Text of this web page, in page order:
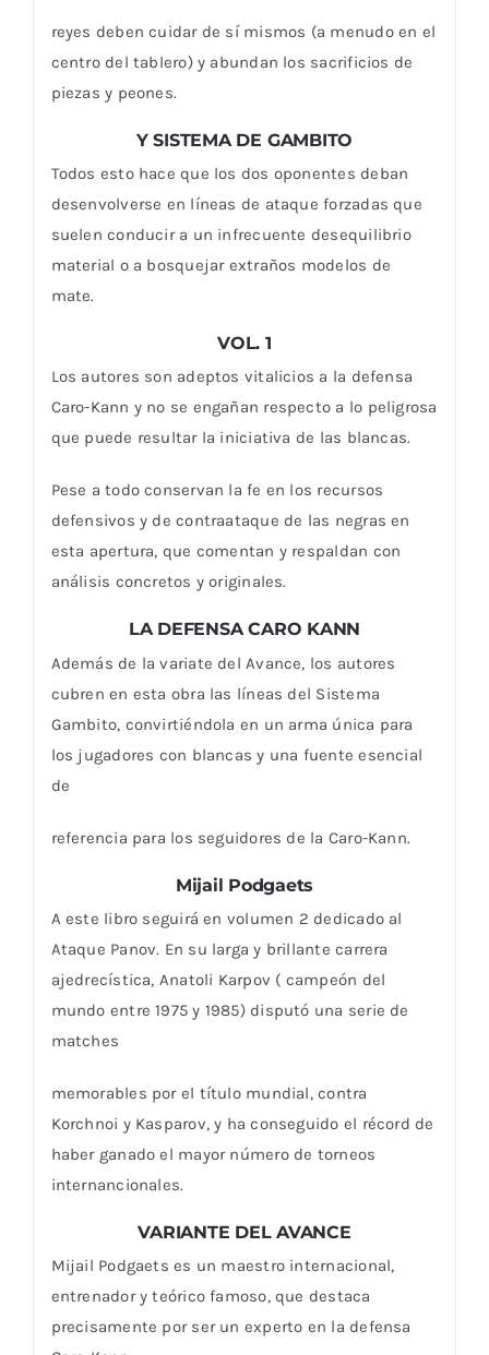
reyes deben cuidar de sí mismos (a menudo en el
centro del tablero) y abundan los sacrificios de
piezas y peones.
Y SISTEMA DE GAMBITO
Todos esto hace que los dos oponentes deban
desenvolverse en líneas de ataque forzadas que
suelen conducir a un infrecuente desequilibrio
material o a bosquejar extraños modelos de
mate.
VOL. 1
Los autores son adeptos vitalicios a la defensa
Caro-Kann y no se engañan respecto a lo peligrosa
que puede resultar la iniciativa de las blancas.
Pese a todo conservan la fe en los recursos
defensivos y de contraataque de las negras en
esta apertura, que comentan y respaldan con
análisis concretos y originales.
LA DEFENSA CARO KANN
Además de la variate del Avance, los autores
cubren en esta obra las líneas del Sistema
Gambito, convirtiéndola en un arma única para
los jugadores con blancas y una fuente esencial
de
referencia para los seguidores de la Caro-Kann.
Mijail Podgaets
A este libro seguirá en volumen 2 dedicado al
Ataque Panov. En su larga y brillante carrera
ajedrecística, Anatoli Karpov ( campeón del
mundo entre 1975 y 1985) disputó una serie de
matches
memorables por el título mundial, contra
Korchnoi y Kasparov, y ha conseguido el récord de
haber ganado el mayor número de torneos
internancionales.
VARIANTE DEL AVANCE
Mijail Podgaets es un maestro internacional,
entrenador y teórico famoso, que destaca
precisamente por ser un experto en la defensa